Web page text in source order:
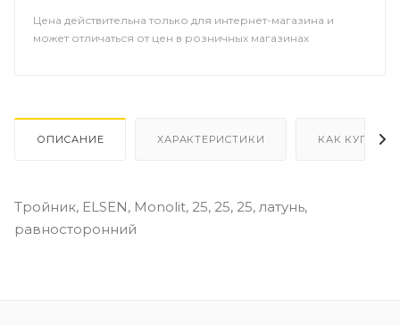
Цена действительна только для интернет-магазина и
может отличаться от цен в розничных магазинах
ОПИСАНИЕ ХАРАКТЕРИСТИКИ КАК КУПИТЬ
Тройник, ELSEN, Monolit, 25, 25, 25, латунь,
равносторонний